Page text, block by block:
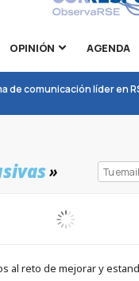
OPINIÓN AGENDA
de comunicación líder en
»
al reto de mejorar y